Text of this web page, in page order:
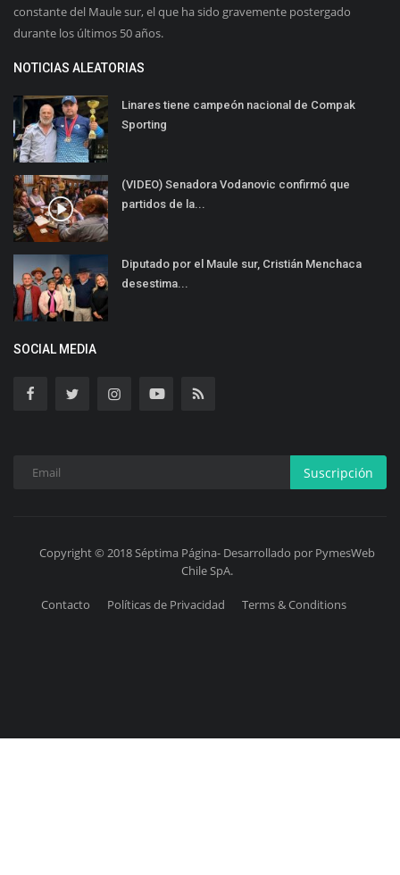
constante del Maule sur, el que ha sido gravemente postergado
durante los últimos 50 años.
NOTICIAS ALEATORIAS
Linares tiene campeón nacional de Compak
Sporting
(VIDEO) Senadora Vodanovic confirmó que
partidos de la...
Diputado por el Maule sur, Cristián Menchaca
desestima...
SOCIAL MEDIA
Suscripción
Copyright © 2018 Séptima Página- Desarrollado por PymesWeb
Chile SpA.
Contacto Políticas de Privacidad Terms & Conditions